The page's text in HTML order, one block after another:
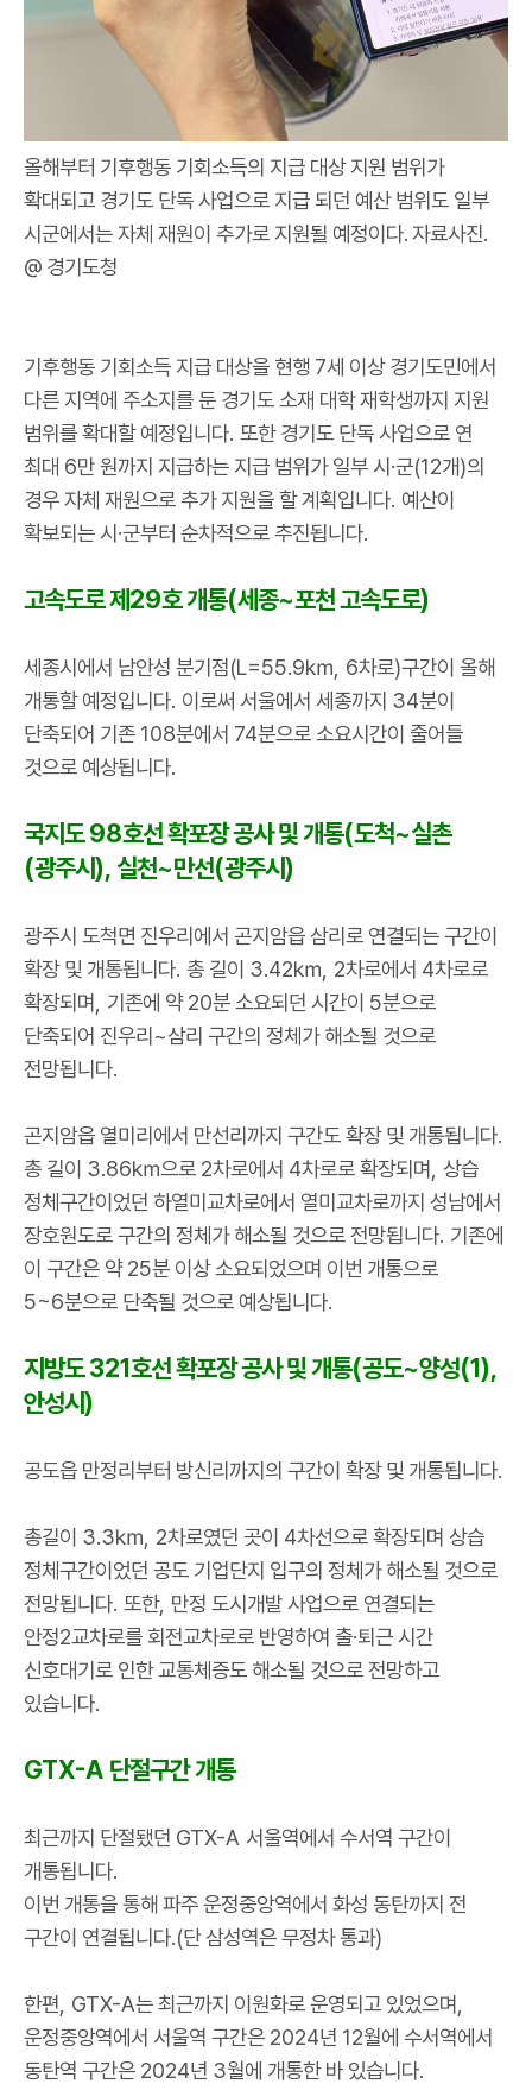
올해부터 기후행동 기회소득의 지급 대상 지원 범위가
확대되고 경기도 단독 사업으로 지급 되던 예산 범위도 일부
시군에서는 자체 재원이 추가로 지원될 예정이다. 자료사진.
@ 경기도청
기후행동 기회소득 지급 대상을 현행 7세 이상 경기도민에서
다른 지역에 주소지를 둔 경기도 소재 대학 재학생까지 지원
범위를 확대할 예정입니다. 또한 경기도 단독 사업으로 연
최대 6만 원까지 지급하는 지급 범위가 일부 시·군(12개)의
경우 자체 재원으로 추가 지원을 할 계획입니다. 예산이
확보되는 시·군부터 순차적으로 추진됩니다.
고속도로 제 29호 개통(세종~포천 고속도로)
세종시에서 남안성 분기점(L=55.9㎞ , 6차로)구간이 올해
개통할 예정입니다. 이로써 서울에서 세종까지 34분이
단축되어 기존 108분에서 74분으로 소요시간이 줄어들
것으로 예상됩니다.
국지도98호선 확포장 공사 및 개통(도척~실촌
(광주시), 실천~만선(광주시)
광주시 도척면 진우리에서 곤지암읍 삼리로 연결되는 구간이
확장 및 개통됩니다. 총 길이 3.42㎞ , 2차로에서 4차로로
확장되며 기존에 약20분 소요되던 시간이 5분으로
단축되어 진우리~삼리 구간의 정체가 해소될 것으로
전망됩니다.
곤지암읍 열미리에서 만선리까지 구간도 확장 및 개통됩니다.
총 길이 3.86㎞으로 2차로에서 4차로로 확장되며 상습
정체구간이었던 하열미교차로에서 열미교차로까지 성남에서
장호원도로 구간의 정체가 해소될 것으로 전망됩니다. 기존에
이 구간은 약25분 이상 소요되었으며 이번 개통으로
5~6분으로 단축될 것으로 예상됩니다.
지방도321호선 확포장 공사 및 개통(공도~양성(1),
안성시)
공도읍 만정리부터 방신리까지의 구간이 확장 및 개통됩니다.
총길이 3.3㎞ , 2차로였던 곳이 4차선으로 확장되며 상습
정체구간이었던 공도 기업단지 입구의 정체가 해소될 것으로
전망됩니다. 또한, 만정 도시개발 사업으로 연결되는
안정2교차로를 회전교차로로 반영하여 출·퇴근 시간
신호대기로 인한 교통체증도 해소될 것으로 전망하고
있습니다.
GTX-A 단절구간 개통
최근까지 단절됐던 GTX-A 서울역에서 수서역 구간이
개통됩니다.
이번 개통을 통해 파주 운정중앙역에서 화성 동탄까지 전
구간이 연결됩니다.(단 삼성역은 무정차 통과)
한편 , GTX-A는 최근까지 이원화로 운영되고 있었으며
운정중앙역에서 서울역 구간은 2024년 12월에 수서역에서
동탄역 구간은 2024년 3월에 개통한 바 있습니다.